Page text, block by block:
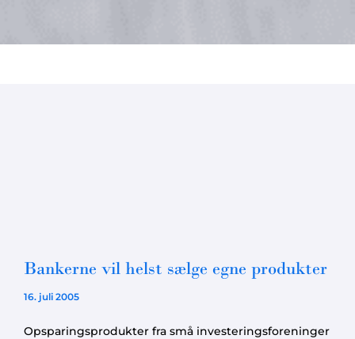
Bankerne vil helst sælge egne produkter
16. juli 2005
Opsparingsprodukter fra små investeringsforeninger